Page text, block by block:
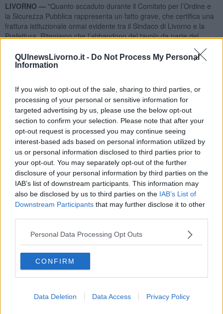
QUInewsLivorno.it - Do Not Process My Personal
Information
If you wish to opt-out of the sale, sharing to third parties, or
processing of your personal or sensitive information for
targeted advertising by us, please use the below opt-out
section to confirm your selection. Please note that after your
opt-out request is processed you may continue seeing
interest-based ads based on personal information utilized by
us or personal information disclosed to third parties prior to
your opt-out. You may separately opt-out of the further
disclosure of your personal information by third parties on the
IAB’s list of downstream participants. This information may
also be disclosed by us to third parties on the IAB’s List of
Downstream Participants that may further disclose it to other
Personal Data Processing Opt Outs
CONFIRM
Data Deletion Data Access Privacy Policy
LIVORNO — "Quanto accaduto durante il Comitato per l’Ordine e
la Sicurezza Pubblica rappresenta un fatto grave, che certifica una
frattura istituzionale ormai evidente tra il Sindaco di Livorno e la
Prefettura. Riteniamo che l’abbandono del tavolo da parte del
politicamente e istituzionalmente sbagliato, soprattutto in un
momento in cui il tema della sicurezza urbana rappresenta una
Lo scrivono in una nota Fabrizio Filippi e Matteo Occhipinti di
Futuro Nazionale.
"Quando si affrontano questioni così delicate, nessun
rappresentante delle istituzioni dovrebbe sottrarsi al confronto. -
proseguono - Al contrario, dovrebbe restare al tavolo e contribuire,
con serietà e senso di responsabilità, alla ricerca di soluzioni
concrete. Al di là dello scontro tra Palazzo Comunale e Prefettura,
esiste un dato oggettivo che non può più essere ignorato: a Livorno
il problema sicurezza è reale. Spaccio, degrado urbano, risse,
territorio e che ormai fanno parte della quotidianità di molte zone
della città".
"Per questo riteniamo francamente inaccettabile che, ancora oggi,
si continui a ridurre tutto a una semplice “percezione di
insicurezza”. L’insicurezza che vivono molti cittadini, commercianti e
troppo tempo la sinistra livornese tende a minimizzare o giustificare